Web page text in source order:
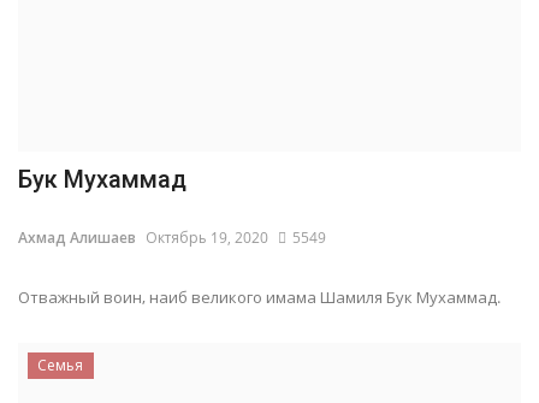
Бук Мухаммад
Ахмад Алишаев Октябрь 19, 2020 5549
Отважный воин, наиб великого имама Шамиля Бук Мухаммад.
Семья